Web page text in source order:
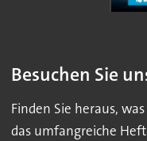
Besuchen Sie
Finden Sie heraus,
das umfangreiche